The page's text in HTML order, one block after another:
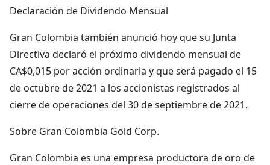
Declaración de Dividendo Mensual
Gran Colombia también anunció hoy que su Junta
Directiva declaró el próximo dividendo mensual de
CA$0,015 por acción ordinaria y que será pagado el 15
de octubre de 2021 a los accionistas registrados al
cierre de operaciones del 30 de septiembre de 2021.
Sobre Gran Colombia Gold Corp.
Gran Colombia es una empresa productora de oro de